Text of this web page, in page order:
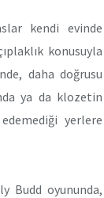
kendi evinde
konusuyla
daha doğrusu
ya da klozetin
yerlere
Budd oyununda,